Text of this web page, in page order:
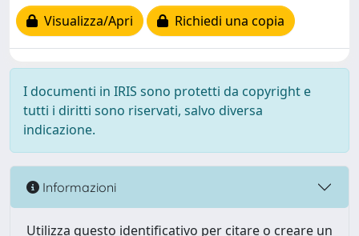
Visualizza/Apri
Richiedi una copia
I documenti in IRIS sono protetti da copyright e
tutti i diritti sono riservati, salvo diversa
indicazione.
Informazioni
Utilizza questo identificativo per citare o creare un